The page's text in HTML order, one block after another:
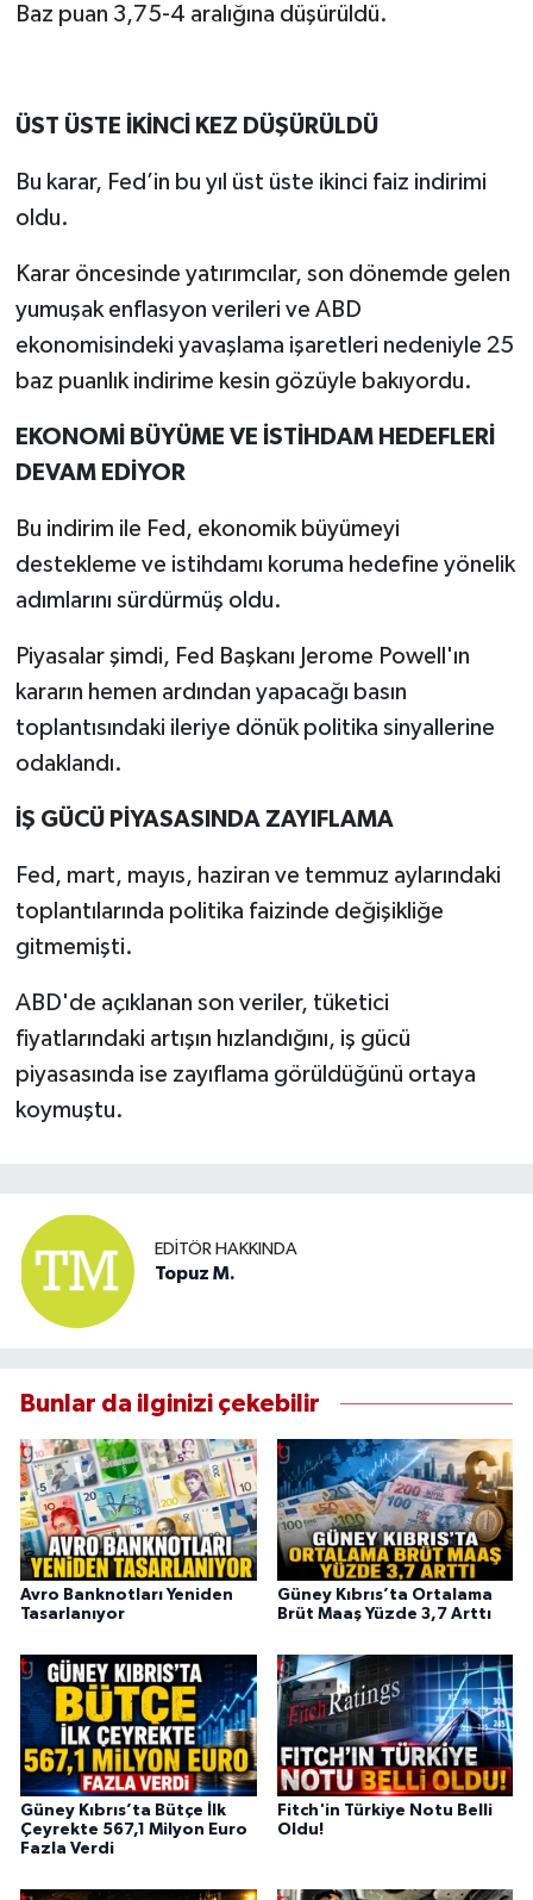
Baz puan 3,75-4 aralığına düşürüldü.
ÜST ÜSTE İKİNCİ KEZ DÜŞÜRÜLDÜ
Bu karar, Fed’in bu yıl üst üste ikinci faiz indirimi
oldu.
Karar öncesinde yatırımcılar, son dönemde gelen
yumuşak enflasyon verileri ve ABD
ekonomisindeki yavaşlama işaretleri nedeniyle 25
baz puanlık indirime kesin gözüyle bakıyordu.
EKONOMİ BÜYÜME VE İSTİHDAM HEDEFLERİ
DEVAM EDİYOR
Bu indirim ile Fed, ekonomik büyümeyi
destekleme ve istihdamı koruma hedefine yönelik
adımlarını sürdürmüş oldu.
Piyasalar şimdi, Fed Başkanı Jerome Powell'ın
kararın hemen ardından yapacağı basın
toplantısındaki ileriye dönük politika sinyallerine
odaklandı.
İŞ GÜCÜ PİYASASINDA ZAYIFLAMA
Fed, mart, mayıs, haziran ve temmuz aylarındaki
toplantılarında politika faizinde değişikliğe
gitmemişti.
ABD'de açıklanan son veriler, tüketici
fiyatlarındaki artışın hızlandığını, iş gücü
piyasasında ise zayıflama görüldüğünü ortaya
koymuştu.
EDITÖR HAKKINDA
Topuz M.
Bunlar da ilginizi çekebilir
Avro Banknotları Yeniden
Tasarlanıyor
Güney Kıbrıs’ta Ortalama
Brüt Maaş Yüzde 3,7 Arttı
Güney Kıbrıs’ta Bütçe İlk
Çeyrekte 567,1 Milyon Euro
Fazla Verdi
Fitch'in Türkiye Notu Belli
Oldu!